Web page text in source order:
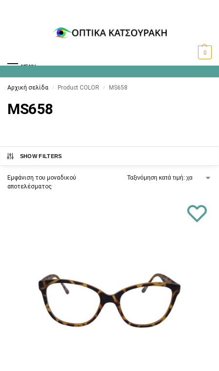
MENU
0
Αρχική σελίδα / Product COLOR / MS658
MS658
SHOW FILTERS
Εμφάνιση του μοναδικού
αποτελέσματος